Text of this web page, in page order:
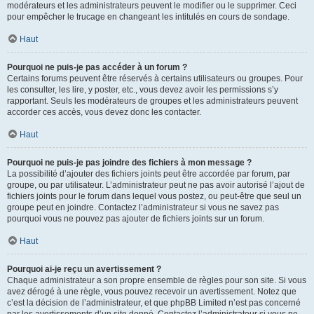
modérateurs et les administrateurs peuvent le modifier ou le supprimer. Ceci
pour empêcher le trucage en changeant les intitulés en cours de sondage.
Haut
Pourquoi ne puis-je pas accéder à un forum ?
Certains forums peuvent être réservés à certains utilisateurs ou groupes. Pour
les consulter, les lire, y poster, etc., vous devez avoir les permissions s’y
rapportant. Seuls les modérateurs de groupes et les administrateurs peuvent
accorder ces accès, vous devez donc les contacter.
Haut
Pourquoi ne puis-je pas joindre des fichiers à mon message ?
La possibilité d’ajouter des fichiers joints peut être accordée par forum, par
groupe, ou par utilisateur. L’administrateur peut ne pas avoir autorisé l’ajout de
fichiers joints pour le forum dans lequel vous postez, ou peut-être que seul un
groupe peut en joindre. Contactez l’administrateur si vous ne savez pas
pourquoi vous ne pouvez pas ajouter de fichiers joints sur un forum.
Haut
Pourquoi ai-je reçu un avertissement ?
Chaque administrateur a son propre ensemble de règles pour son site. Si vous
avez dérogé à une règle, vous pouvez recevoir un avertissement. Notez que
c’est la décision de l’administrateur, et que phpBB Limited n’est pas concerné